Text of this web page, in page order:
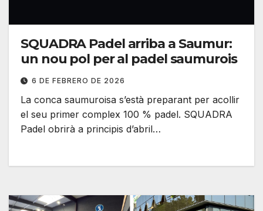
SQUADRA Padel arriba a Saumur:
un nou pol per al padel saumurois
6 DE FEBRERO DE 2026
La conca saumuroisa s’està preparant per acollir
el seu primer complex 100 % padel. SQUADRA
Padel obrirà a principis d’abril…